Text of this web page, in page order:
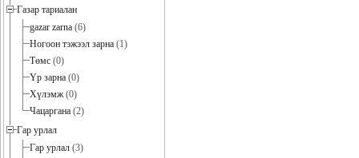
Газар тариалан
gazar zarna (6)
Ногоон тэжээл зарна (1)
Төмс (0)
Үр зарна (0)
Хүлэмж(0)
Чацаргана (2)
Гар урлал
Гар урлал (3)